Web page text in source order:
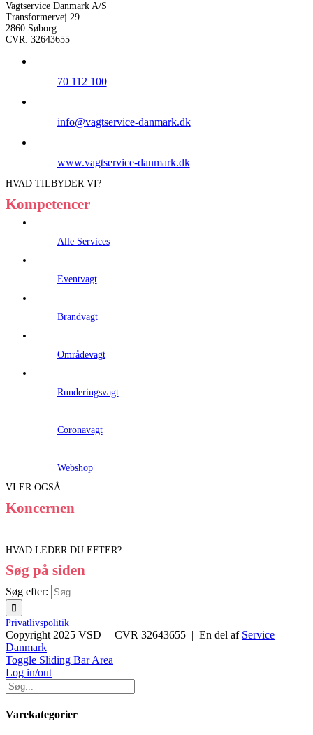
Vagtservice Danmark A/S
Transformervej 29
2860 Søborg
CVR: 32643655
70 112 100
info@vagtservice-danmark.dk
www.vagtservice-danmark.dk
HVAD TILBYDER VI?
Kompetencer
Alle Services
Eventvagt
Brandvagt
Områdevagt
Runderingsvagt
Coronavagt
Webshop
VI ER OGSÅ ...
Koncernen
HVAD LEDER DU EFTER?
Søg på siden
Søg efter:
Privatlivspolitik
Copyright 2025 VSD | CVR 32643655 | En del af Service
Danmark
Toggle Sliding Bar Area
Log in/out
Varekategorier